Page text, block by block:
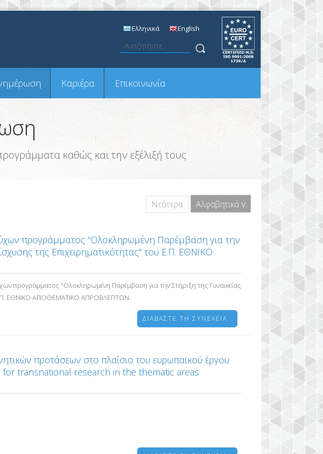
Ελληνικά English
Καριέρα Επικοινωνία
καθώς και την εξέλιξή τους
Νεότερα Αλφαβητικά
προγράμματος "Ολοκληρωμένη Παρέμβαση για την
της Επιχειρηματικότητας" του Ε.Π. ΕΘΝΙΚΟ
προγράμματος "Ολοκληρωμένη Παρέμβαση για την Στήριξη της Γυναικείας
Ε.Π. ΕΘΝΙΚΟ ΑΠΟΘΕΜΑΤΙΚΟ ΑΠΡΟΒΛΕΠΤΩΝ.
ΔΙΑΒΆΣΤΕ ΤΗ ΣΥΝΈΧΕΙΑ
προτάσεων στο πλαίσιο του ευρωπαϊκού έργου
for transnational research in the thematic areas